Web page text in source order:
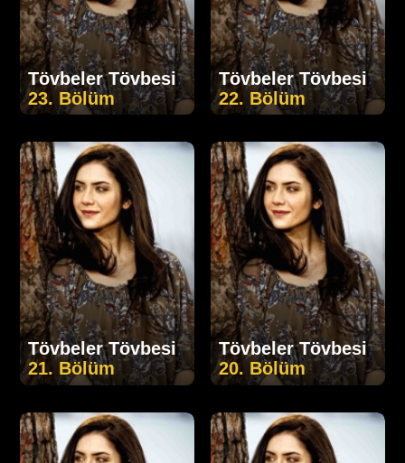
Tövbeler Tövbesi
23. Bölüm
Tövbeler Tövbesi
22. Bölüm
Tövbeler Tövbesi
21. Bölüm
Tövbeler Tövbesi
20. Bölüm